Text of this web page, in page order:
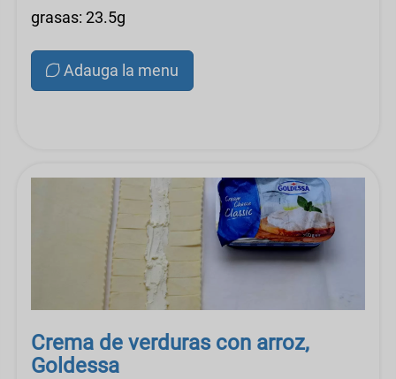
grasas: 23.5g
Adauga la menu
Crema de verduras con arroz,
Goldessa